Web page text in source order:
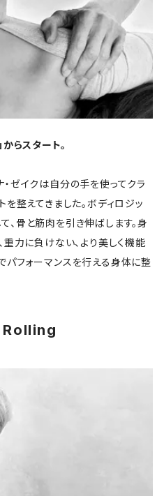
らスタート。
ゼイクは自分の手を使ってクラ
を整えてきました。ボディロジッ
骨と筋肉を引き伸ばします。身
力に負けない、より美しく機能
パフォーマンスを行える身体に整